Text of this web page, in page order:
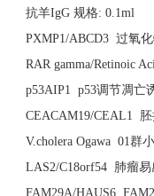
抗羊IgG 规格: 0.1ml
PXMP1/ABCD3 过氧
RAR gamma/Retinoic
p53AIP1 p53调节凋亡
CEACAM19/CEAL1
V.cholera Ogawa 01群
LAS2/C18orf54 肺瘤
FAM29A/HAUS6